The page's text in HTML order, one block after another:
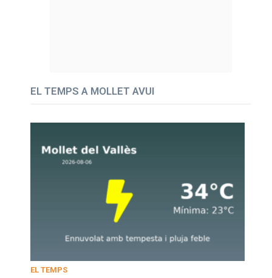
EL TEMPS A MOLLET AVUI
EL TEMPS